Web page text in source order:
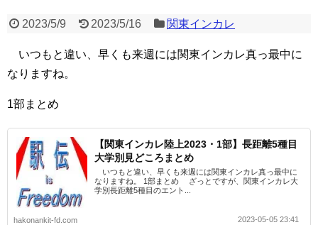
2023/5/9 2023/5/16 関東インカレ
いつもと違い、早くも来週には関東インカレ真っ最中に
なりますね。
1部まとめ
【関東インカレ陸上2023・1部】長距離5種目
大学別見どころまとめ
いつもと違い、早くも来週には関東インカレ真っ最中に
なりますね。 1部まとめ ざっとですが、関東インカレ大
学別長距離5種目のエント...
hakonankit-fd.com 2023-05-05 23:41